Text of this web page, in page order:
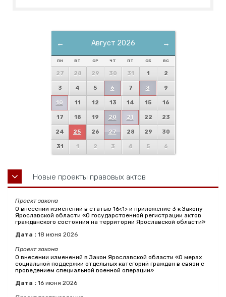
← →
Август 2026
ПН ВТ СР ЧТ ПТ СБ ВС
27 28 29 30 31 1 2
3 4 5 6 7 8 9
10 11 12 13 14 15 16
17 18 19 20 21 22 23
24 25 26 27 28 29 30
31 1 2 3 4 5 6
Новые проекты правовых актов
Проект закона
О внесении изменений в статью 16<1> и приложение 3 к Закону
Ярославской области «О государственной регистрации актов
гражданского состояния на территории Ярославской области»
Дата : 18 июня 2026
Проект закона
О внесении изменений в Закон Ярославской области «О мерах
социальной поддержки отдельных категорий граждан в связи с
проведением специальной военной операции»
Дата : 16 июня 2026